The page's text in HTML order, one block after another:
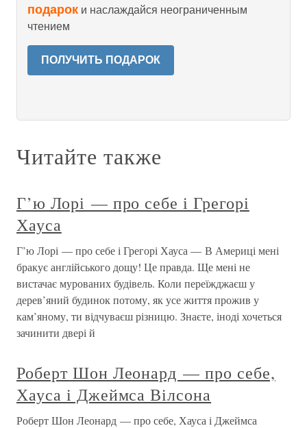
подарок и наслаждайся неограниченным
чтением
ПОЛУЧИТЬ ПОДАРОК
Читайте также
Г’ю Лорі — про себе і Грегорі
Хауса
Г’ю Лорі — про себе і Грегорі Хауса — В Америці мені
бракує англійського дощу! Це правда. Ще мені не
вистачає мурованих будівель. Коли переїжджаєш у
дерев’яний будинок потому, як усе життя прожив у
кам’яному, ти відчуваєш різницю. Знаєте, іноді хочеться
зачинити двері й
Роберт Шон Леонард — про себе,
Хауса і Джеймса Вілсона
Роберт Шон Леонард — про себе, Хауса і Джеймса